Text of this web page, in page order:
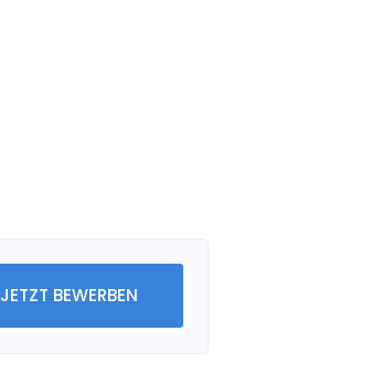
JETZT BEWERBEN